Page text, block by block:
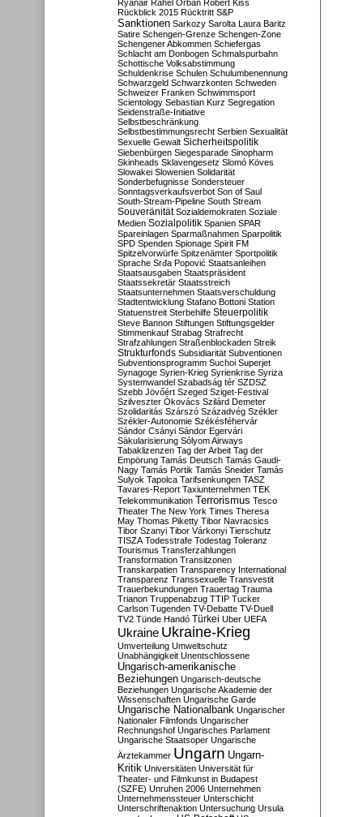
Ryanair Ráhel Orbán Róbert Kiss
Rückblick 2015 Rücktritt S&P
Sanktionen Sarkozy Sarolta Laura Baritz
Satire Schengen-Grenze Schengen-Zone
Schengener Abkommen Schiefergas
Schlacht am Donbogen Schmalspurbahn
Schottische Volksabstimmung
Schuldenkrise Schulen Schulumbenennung
Schwarzgeld Schwarzkonten Schweden
Schweizer Franken Schwimmsport
Scientology Sebastian Kurz Segregation
Seidenstraße-Initiative
Selbstbeschränkung
Selbstbestimmungsrecht Serbien Sexualität
Sexuelle Gewalt Sicherheitspolitik
Siebenbürgen Siegesparade Sinopharm
Skinheads Sklavengesetz Slomó Köves
Slowakei Slowenien Solidarität
Sonderbefugnisse Sondersteuer
Sonntagsverkaufsverbot Son of Saul
South-Stream-Pipeline South Stream
Souveränität Sozialdemokraten Soziale
Medien Sozialpolitik Spanien SPAR
Spareinlagen Sparmaßnahmen Sparpolitik
SPD Spenden Spionage Spirit FM
Spitzelvorwürfe Spitzenämter Sportpolitik
Sprache Srđa Popović Staatsanleihen
Staatsausgaben Staatspräsident
Staatssekretär Staatsstreich
Staatsunternehmen Staatsverschuldung
Stadtentwicklung Stafano Bottoni Station
Statuenstreit Sterbehilfe Steuerpolitik
Steve Bannon Stiftungen Stiftungsgelder
Stimmenkauf Strabag Strafrecht
Strafzahlungen Straßenblockaden Streik
Strukturfonds Subsidiarität Subventionen
Subventionsprogramm Suchoi Superjet
Synagoge Syrien-Krieg Syrienkrise Syriza
Systemwandel Szabadság tér SZDSZ
Szebb Jövőért Szeged Sziget-Festival
Szilveszter Ókovács Szilárd Demeter
Szolidaritás Szárszó Századvég Székler
Székler-Autonomie Székésféhervár
Sándor Csányi Sándor Egervári
Säkularisierung Sólyom Airways
Tabaklizenzen Tag der Arbeit Tag der
Empörung Tamás Deutsch Tamás Gaudi-
Nagy Tamás Portik Tamás Sneider Tamás
Sulyok Tapolca Tarifsenkungen TASZ
Tavares-Report Taxiunternehmen TEK
Telekommunikation Terrorismus Tesco
Theater The New York Times Theresa
May Thomas Piketty Tibor Navracsics
Tibor Szanyi Tibor Várkonyi Tierschutz
TISZA Todesstrafe Todestag Toleranz
Tourismus Transferzahlungen
Transformation Transitzonen
Transkarpatien Transparency International
Transparenz Transsexuelle Transvestit
Trauerbekundungen Trauertag Trauma
Trianon Truppenabzug TTIP Tucker
Carlson Tugenden TV-Debatte TV-Duell
TV2 Tünde Handó Türkei Uber UEFA
Ukraine Ukraine-Krieg
Umverteilung Umweltschutz
Unabhängigkeit Unentschlossene
Ungarisch-amerikanische
Beziehungen Ungarisch-deutsche
Beziehungen Ungarische Akademie der
Wissenschaften Ungarische Garde
Ungarische Nationalbank Ungarischer
Nationaler Filmfonds Ungarischer
Rechnungshof Ungarisches Parlament
Ungarische Staatsoper Ungarische
Ärztekammer Ungarn Ungarn-
Kritik Universitäten Universität für
Theater- und Filmkunst in Budapest
(SZFE) Unruhen 2006 Unternehmen
Unternehmenssteuer Unterschicht
Unterschriftenaktion Untersuchung Ursula